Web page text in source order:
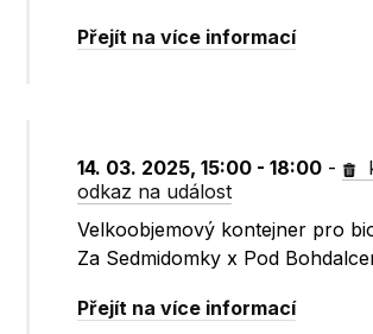
Přejít na více informací
14. 03. 2025, 15:00 - 18:00 -
odkaz na událost
Velkoobjemový kontejner pro
Za Sedmidomky x Pod
Přejít na více informací